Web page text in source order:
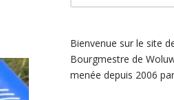
Bienvenue sur le site
Bourgmestre de
menée depuis 2006 par